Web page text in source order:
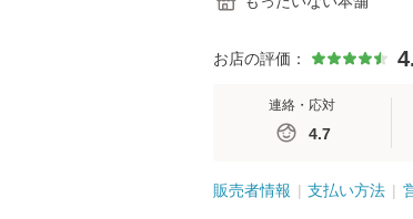
お店の評価：
連絡・応対
4.7
販売者情報 支払い方法